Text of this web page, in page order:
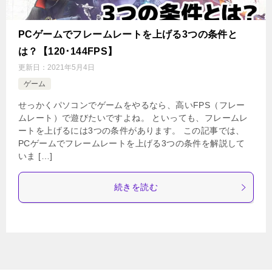
PCゲームでフレームレートを上げる3つの条件と
は？【120･144FPS】
更新日： 2021年5月4日
ゲーム
せっかくパソコンでゲームをやるなら、高いFPS（フレー
ムレート）で遊びたいですよね。 といっても、フレームレ
ートを上げるには3つの条件があります。 この記事では、
PCゲームでフレームレートを上げる3つの条件を解説して
いま […]
続きを読む